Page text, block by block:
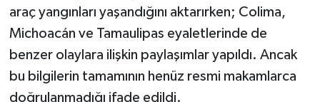
araç yangınları yaşandığını aktarırken; Colima,
Michoacán ve Tamaulipas eyaletlerinde de
benzer olaylara ilişkin paylaşımlar yapıldı. Ancak
bu bilgilerin tamamının henüz resmi makamlarca
doğrulanmadığı ifade edildi.